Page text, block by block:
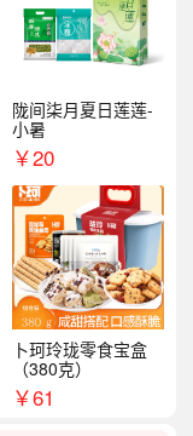
陇间柒月夏日莲莲-
小暑
￥20
卜珂玲珑零食宝盒
（380克）
￥61